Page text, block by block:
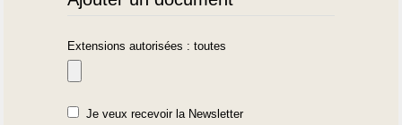
Extensions autorisées : toutes
Je veux recevoir la Newsletter